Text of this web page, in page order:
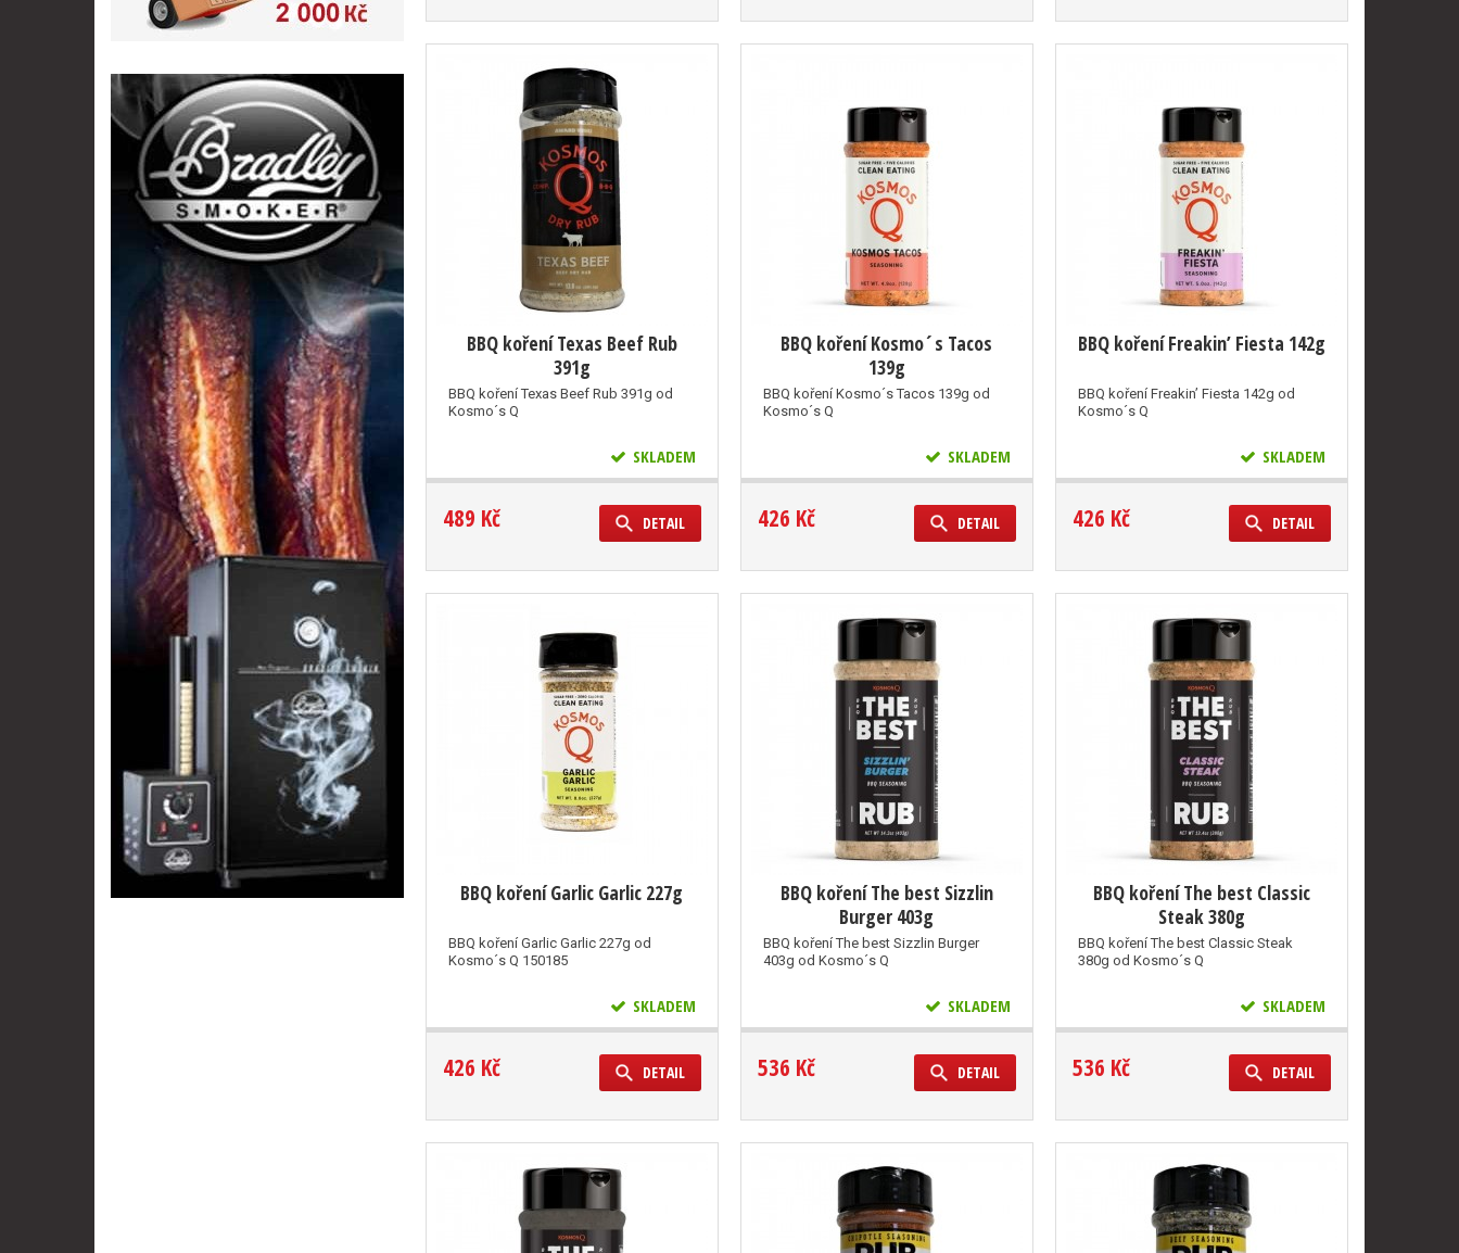
BBQ koření Texas Beef Rub
391g
BBQ koření Texas Beef Rub 391g od
Kosmo´s Q
SKLADEM
489 Kč DETAIL
BBQ koření Kosmo´s Tacos
139g
BBQ koření Kosmo´s Tacos 139g od
Kosmo´s Q
SKLADEM
426 Kč DETAIL
BBQ koření Freakin’ Fiesta 142g
BBQ koření Freakin’ Fiesta 142g od
Kosmo´s Q
SKLADEM
426 Kč DETAIL
BBQ koření Garlic Garlic 227g
BBQ koření Garlic Garlic 227g od
Kosmo´s Q 150185
SKLADEM
426 Kč DETAIL
BBQ koření The best Sizzlin
Burger 403g
BBQ koření The best Sizzlin Burger
403g od Kosmo´s Q
SKLADEM
536 Kč DETAIL
BBQ koření The best Classic
Steak 380g
BBQ koření The best Classic Steak
380g od Kosmo´s Q
SKLADEM
536 Kč DETAIL